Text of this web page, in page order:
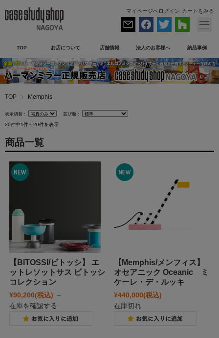
マイページへログイン カートをみる
TOP お店について 店舗情報 法人のお客様へ 納品事例
TOP Memphis
表示切替： 並び順：
20件中1件～20件を表示
商品一覧
【BITOSSI/ビトッシ】 エ
ットレソットサス ビトッシ
コレクション
¥90,200(税込) ～
在庫を確認する
【Memphis/メンフィス】
オセアニック Oceanic ミ
ケーレ・デ・ルッキ
¥440,000(税込)
在庫切れ